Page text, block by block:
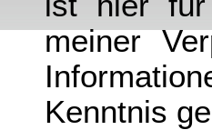
meiner
Kenntnis